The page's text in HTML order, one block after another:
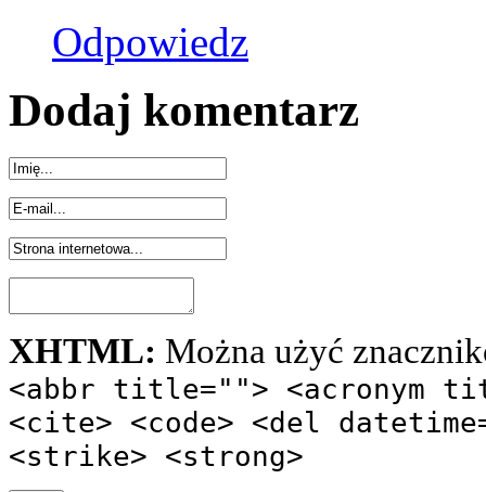
Odpowiedz
Dodaj komentarz
XHTML: Można użyć
<abbr title=""> <acronym
<cite> <code> <del
<strike> <strong>